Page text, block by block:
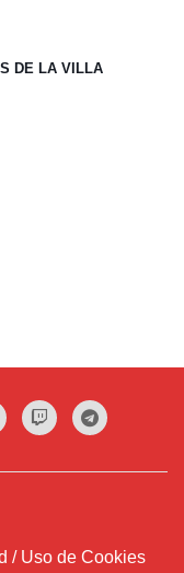
DE LA VILLA
/ Uso de Cookies